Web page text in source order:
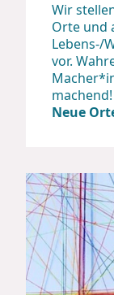
Wir
Orte und
Lebens-/
vor.
machend!
Neue